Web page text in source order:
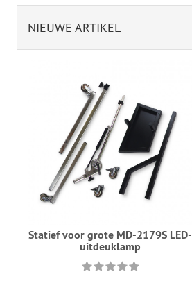
NIEUWE ARTIKEL
Statief voor grote MD-2179S LED-
uitdeuklamp